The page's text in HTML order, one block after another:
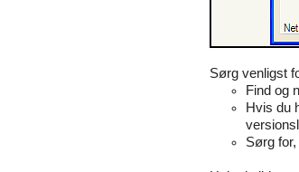
Sørg venligst
Find og
Hvis du
Sørg